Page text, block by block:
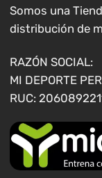
elegir
en
página
de
producto
Somos una
distribución de
RAZÓN SOCIAL:
MI DEPORTE
RUC: